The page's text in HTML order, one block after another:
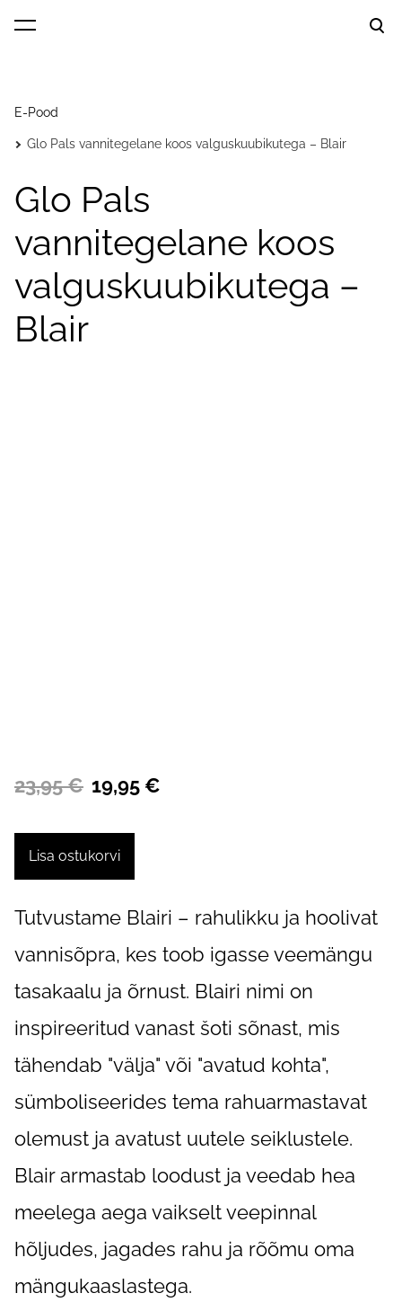
lisati ostukorvi.
E-Pood
Glo Pals vannitegelane koos valguskuubikutega – Blair
Glo Pals
vannitegelane koos
valguskuubikutega –
Blair
23,95 € 19,95 €
Lisa ostukorvi
Tutvustame Blairi – rahulikku ja hoolivat
vannisõpra, kes toob igasse veemängu
tasakaalu ja õrnust. Blairi nimi on
inspireeritud vanast šoti sõnast, mis
tähendab "välja" või "avatud kohta",
sümboliseerides tema rahuarmastavat
olemust ja avatust uutele seiklustele.
Blair armastab loodust ja veedab hea
meelega aega vaikselt veepinnal
hõljudes, jagades rahu ja rõõmu oma
mängukaaslastega.